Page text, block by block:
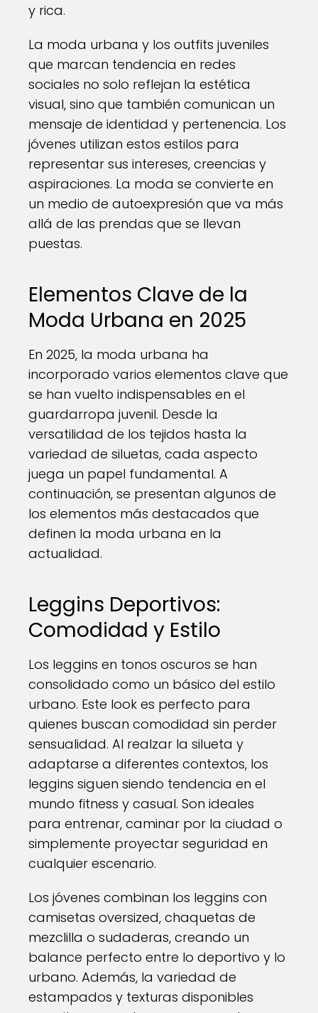
y rica.
La moda urbana y los outfits juveniles
que marcan tendencia en redes
sociales no solo reflejan la estética
visual, sino que también comunican un
mensaje de identidad y pertenencia. Los
jóvenes utilizan estos estilos para
representar sus intereses, creencias y
aspiraciones. La moda se convierte en
un medio de autoexpresión que va más
allá de las prendas que se llevan
puestas.
Elementos Clave de la
Moda Urbana en 2025
En 2025, la moda urbana ha
incorporado varios elementos clave que
se han vuelto indispensables en el
guardarropa juvenil. Desde la
versatilidad de los tejidos hasta la
variedad de siluetas, cada aspecto
juega un papel fundamental. A
continuación, se presentan algunos de
los elementos más destacados que
definen la moda urbana en la
actualidad.
Leggins Deportivos:
Comodidad y Estilo
Los leggins en tonos oscuros se han
consolidado como un básico del estilo
urbano. Este look es perfecto para
quienes buscan comodidad sin perder
sensualidad. Al realzar la silueta y
adaptarse a diferentes contextos, los
leggins siguen siendo tendencia en el
mundo fitness y casual. Son ideales
para entrenar, caminar por la ciudad o
simplemente proyectar seguridad en
cualquier escenario.
Los jóvenes combinan los leggins con
camisetas oversized, chaquetas de
mezclilla o sudaderas, creando un
balance perfecto entre lo deportivo y lo
urbano. Además, la variedad de
estampados y texturas disponibles